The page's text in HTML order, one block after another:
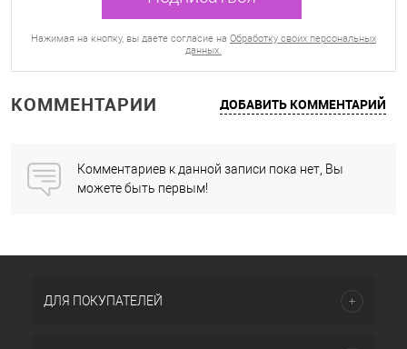
Нажимая на кнопку, вы даете согласие на Обработку своих персональных
данных.
КОММЕНТАРИИ ДОБАВИТЬ КОММЕНТАРИЙ
Комментариев к данной записи пока нет, Вы
можете быть первым!
ДЛЯ ПОКУПАТЕЛЕЙ